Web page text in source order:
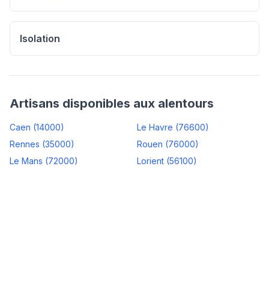
Isolation
Artisans disponibles aux alentours
Caen (14000) Le Havre (76600)
Rennes (35000) Rouen (76000)
Le Mans (72000) Lorient (56100)